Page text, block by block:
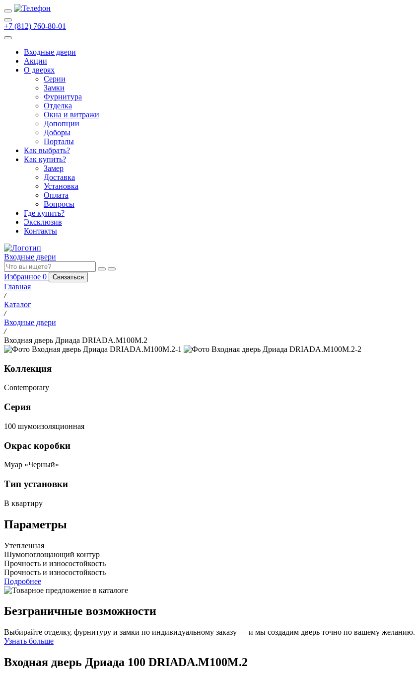
+7 (812) 760-80-01
Входные двери
Акции
О дверях
Cерии
Замки
Фурнитура
Отделка
Окна и витражи
Допопции
Доборы
Порталы
Как выбрать?
Как купить?
Замер
Доставка
Установка
Оплата
Вопросы
Где купить?
Эксклюзив
Контакты
Входные двери
Избранное 0 Связаться
Главная
/
Каталог
/
Входные двери
/
Входная дверь Дриада DRIADA.M100M.2
Коллекция
Contemporary
Серия
100 шумоизоляционная
Окрас коробки
Муар «Черный»
Тип установки
В квартиру
Параметры
Утепленная
Шумопоглощающий контур
Прочность и износостойкость
Прочность и износостойкость
Подробнее
Безграничные возможности
Выбирайте отделку, фурнитуру и замки по индивидуальному заказу — и мы создадим дверь точно по вашему желанию.
Узнать больше
Входная дверь Дриада 100 DRIADA.M100M.2